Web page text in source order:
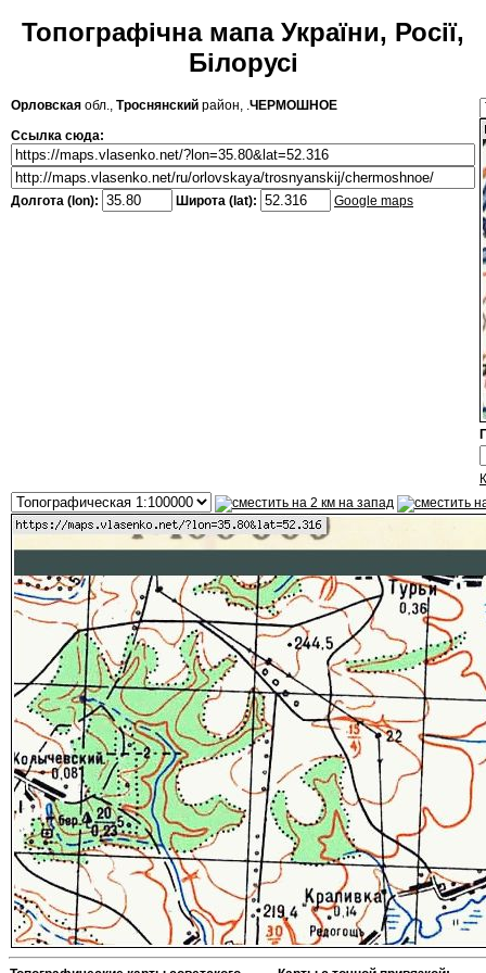
Топографічна мапа України, Росії,
Білорусі
Орловская обл., Троснянский район, .ЧЕРМОШНОЕ
Ссылка сюда:
Долгота (lon): Широта (lat): Google maps